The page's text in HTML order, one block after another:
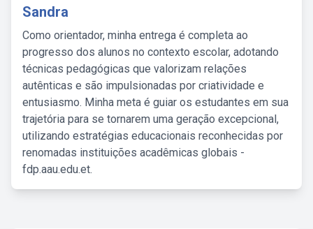
Sandra
Como orientador, minha entrega é completa ao
progresso dos alunos no contexto escolar, adotando
técnicas pedagógicas que valorizam relações
autênticas e são impulsionadas por criatividade e
entusiasmo. Minha meta é guiar os estudantes em sua
trajetória para se tornarem uma geração excepcional,
utilizando estratégias educacionais reconhecidas por
renomadas instituições acadêmicas globais -
fdp.aau.edu.et.